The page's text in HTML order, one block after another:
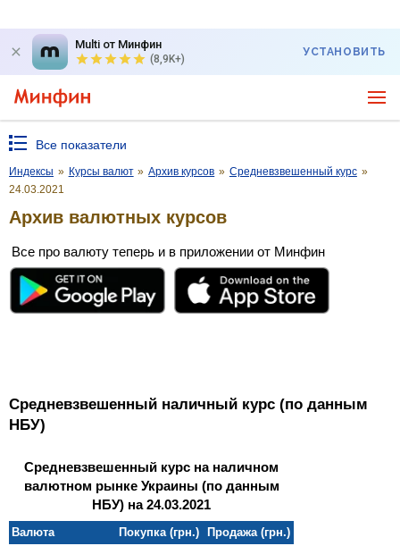
Multi от Минфин
(8,9K+)
УСТАНОВИТЬ
Все показатели
Индексы » Курсы валют » Архив курсов » Средневзвешенный курс »
24.03.2021
Архив валютных курсов
Все про валюту теперь и в приложении от Минфин
Средневзвешенный наличный курс (по данным
НБУ)
Средневзвешенный курс на наличном
валютном рынке Украины (по данным
НБУ) на 24.03.2021
Валюта Покупка (грн.)
Продажа (грн.)